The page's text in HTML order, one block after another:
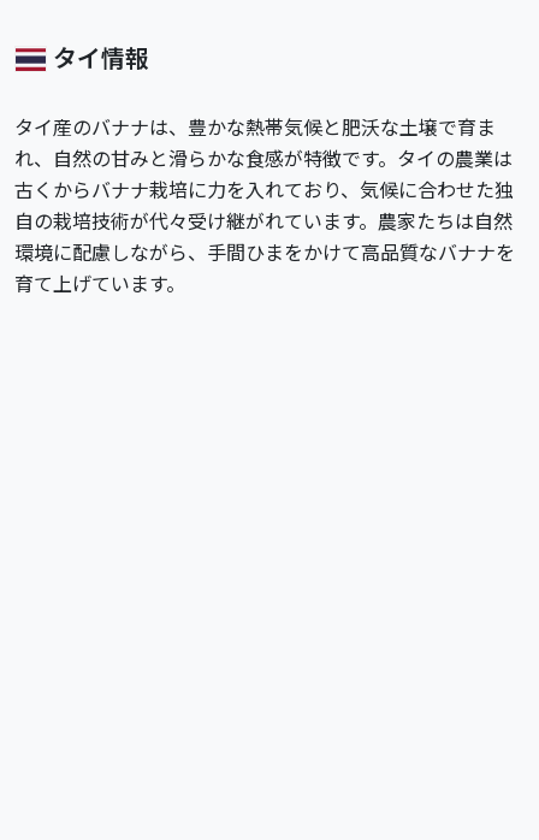
タイ情報
タイ産のバナナは、豊かな熱帯気候と肥沃な土壌で育ま
れ、自然の甘みと滑らかな食感が特徴です。タイの農業は
古くからバナナ栽培に力を入れており、気候に合わせた独
自の栽培技術が代々受け継がれています。農家たちは自然
環境に配慮しながら、手間ひまをかけて高品質なバナナを
育て上げています。